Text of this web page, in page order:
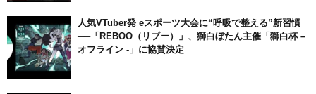
人気VTuber発 eスポーツ大会に“呼吸で整える”新習慣
──「REBOO（リブー）」、獅白ぼたん主催「獅白杯 –
オフライン -」に協賛決定